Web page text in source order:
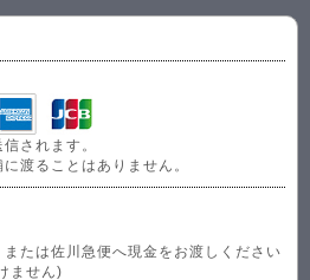
されます。
渡ることはありません。
たは佐川急便へ現金をお渡しください
ません)